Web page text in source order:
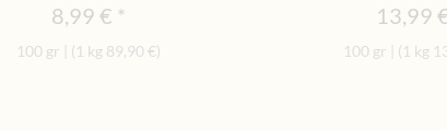
8,99 €
100 gr (1 kg 89,90 €)
13,99
100 gr (1 kg